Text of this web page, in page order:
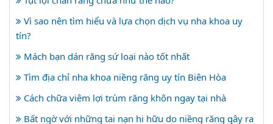
Vì sao nên tìm hiểu và lựa chọn dịch vụ nha khoa uy
tín?
Mách bạn dán răng sứ loại nào tốt nhất
Tìm địa chỉ nha khoa niềng răng uy tín Biên Hòa
Cách chữa viêm lợi trùm răng khôn ngay tại nhà
Bất ngờ với những tai nạn hi hữu do niềng răng gây ra